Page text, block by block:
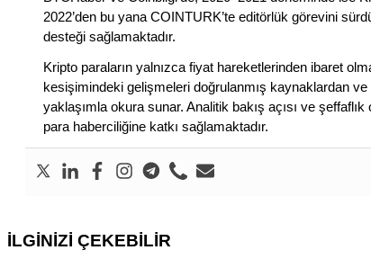
2022’den bu yana COINTURK’te editörlük görevini
desteği sağlamaktadır.
Kripto paraların yalnızca fiyat hareketlerinden ibaret
kesişimindeki gelişmeleri doğrulanmış kaynaklardan
yaklaşımla okura sunar. Analitik bakış açısı ve
para haberciliğine katkı sağlamaktadır.
İLGİNİZİ ÇEKEBİLİR